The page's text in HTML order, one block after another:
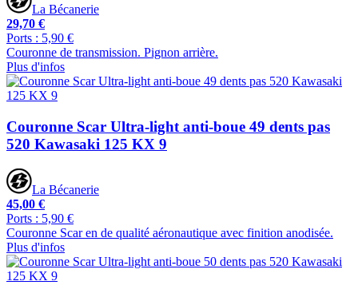
La Bécanerie
29,70 €
Ports : 5,90 €
Couronne de transmission. Pignon arrière.
Plus d'infos
Couronne Scar Ultra-light anti-boue 49 dents pas
520 Kawasaki 125 KX 9
La Bécanerie
45,00 €
Ports : 5,90 €
Couronne Scar en de qualité aéronautique avec finition anodisée.
Plus d'infos